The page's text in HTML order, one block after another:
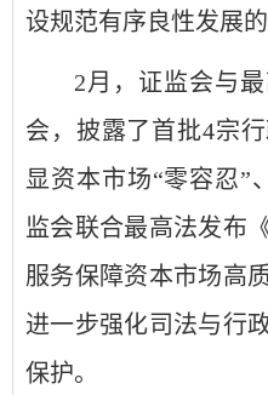
设规范有序良性发展的
2月，证监会与
会，披露了首批4宗
显资本市场“零容忍”
监会联合最高法发布
服务保障资本市场高
进一步强化司法与行
保护。